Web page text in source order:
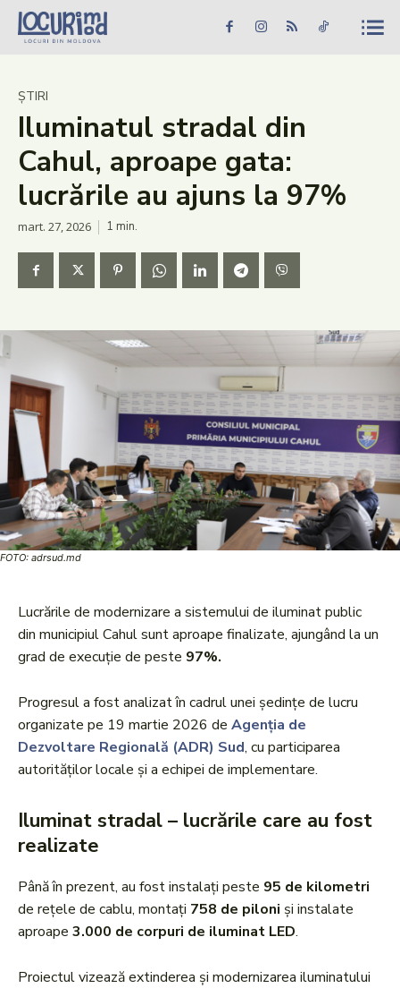
Caută în site... Căutare
Știri
Evenimente
Dezvoltare rurală
Vinării
Patrimoniu
Produs Acasă
ȘTIRI
Iluminatul stradal din
Cahul, aproape gata:
lucrările au ajuns la 97%
mart. 27, 2026 1 min.
FOTO: adrsud.md
Lucrările de modernizare a sistemului de iluminat public
din municipiul Cahul sunt aproape finalizate, ajungând la un
grad de execuție de peste 97%.
Progresul a fost analizat în cadrul unei ședințe de lucru
organizate pe 19 martie 2026 de Agenția de
Dezvoltare Regională (ADR) Sud, cu participarea
autorităților locale și a echipei de implementare.
Iluminat stradal – lucrările care au fost
realizate
Până în prezent, au fost instalați peste 95 de kilometri
de rețele de cablu, montați 758 de piloni și instalate
aproape 3.000 de corpuri de iluminat LED.
Proiectul vizează extinderea și modernizarea iluminatului